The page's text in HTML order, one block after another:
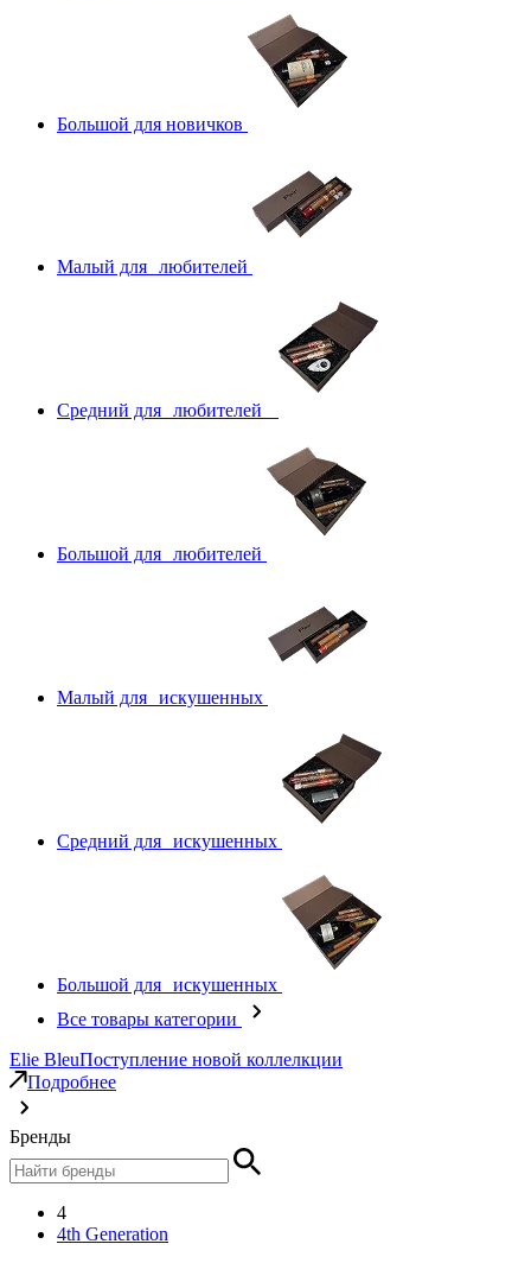
Большой для новичков
Малый для любителей
Средний для любителей
Большой для любителей
Малый для искушенных
Средний для искушенных
Большой для искушенных
Все товары категории
Elie BleuПоступление новой коллелкции
Подробнее
Бренды
4
4th Generation